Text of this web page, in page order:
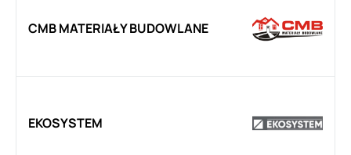
CMB MATERIAŁY BUDOWLANE
EKOSYSTEM